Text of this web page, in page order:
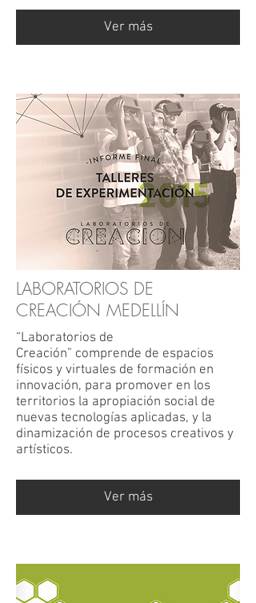
Ver más
LABORATORIOS DE
CREACIÓN MEDELLÍN
“Laboratorios de
Creación” comprende de espacios
físicos y virtuales de formación en
innovación, para promover en los
territorios la apropiación social de
nuevas tecnologías aplicadas, y la
dinamización de procesos creativos y
artísticos.
Ver más